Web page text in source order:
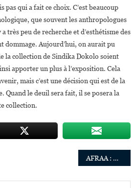
pas qui a fait ce choix. C’est beaucoup
que souvent les anthropologues
très peu de recherche et d’esthétisme des
dommage. Aujourd’hui, on aurait pu
la collection de Sindika Dokolo soient
apporter un plus à l’exposition. Cela
mais c’est une décision qui est de la
Quand le deuil sera fait, il se posera la
collection.
AFRAA : Rui Carreira réélu président, Trois nouveaux dirigeants élus au comité exécutif